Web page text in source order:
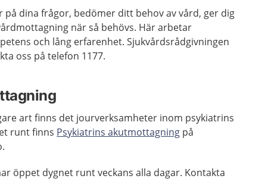
på dina frågor, bedömer ditt behov av vård, ger dig
när så behövs. Här arbetar
och lång erfarenhet. Sjukvårdsrådgivningen
oss på telefon 1177.
art finns det jourverksamheter inom psykiatrins
runt finns Psykiatrins akutmottagning på
öppet dygnet runt veckans alla dagar. Kontakta